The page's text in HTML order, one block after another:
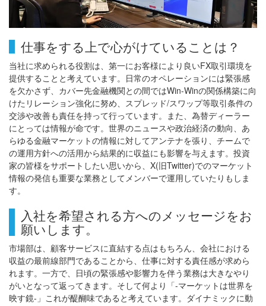
仕事をする上で心がけていることは？
当社に求められる役割は、第一にお客様により良いFX取引環境を
提供することと考えています。日常のオペレーションには緊張感
を欠かさず、カバー先金融機関との間ではWin-Winの関係構築に向
けたリレーション強化に努め、スプレッド/スワップ等取引条件の
交渉や改善も責任を持って行っています。また、為替ディーラー
にとっては情報が命です。世界のニュースや政治経済の動向、あ
らゆる金融マーケットの情報に対してアンテナを張り、チームで
の運用方針への活用から結果的に収益にも影響を与えます。投資
家の皆様をサポートしたい思いから、X(旧Twitter)でのマーケット
情報の発信も重要な業務としてメンバーで運用していたりもしま
す。
入社を希望される方へのメッセージをお
願いします。
市場部は、顧客サービスに直結する点はもちろん、会社における
収益の最前線部門であることから、仕事に対する責任感が求めら
れます。一方で、日頃の緊張感や影響力を伴う業務は大きなやり
がいとなって返ってきます。そして何より「-マーケットは世界を
映す鏡-」これが醍醐味であると考えています。ダイナミックに動